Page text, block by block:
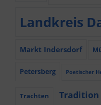
Landkreis
Markt Indersdorf
Petersberg Poetischer
Trachten Tradition